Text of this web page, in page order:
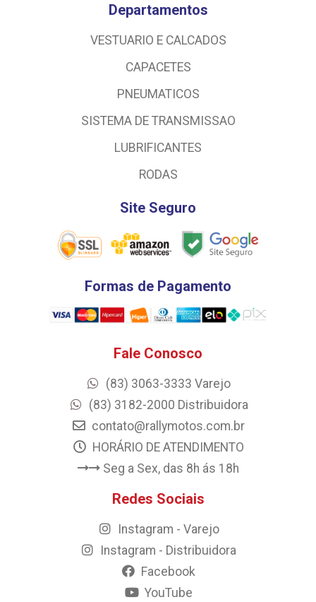
Departamentos
VESTUARIO E CALCADOS
CAPACETES
PNEUMATICOS
SISTEMA DE TRANSMISSAO
LUBRIFICANTES
RODAS
Site Seguro
Formas de Pagamento
Fale Conosco
(83) 3063-3333 Varejo
(83) 3182-2000 Distribuidora
contato@rallymotos.com.br
HORÁRIO DE ATENDIMENTO
Seg a Sex, das 8h ás 18h
Redes Sociais
Instagram - Varejo
Instagram - Distribuidora
Facebook
YouTube